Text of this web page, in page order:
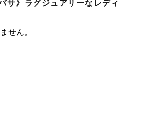
サ》ラグジュアリーなレディ